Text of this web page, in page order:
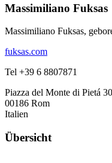
Massimiliano Fuksas
Massimiliano Fuksas,
fuksas.com
Tel +39 6 8807871
Piazza del Monte di Pietá 30
00186 Rom
Italien
Übersicht